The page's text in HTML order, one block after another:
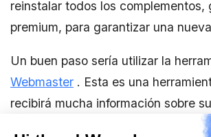
reinstalar todos los complementos,
premium, para garantizar una
Un buen paso sería utilizar la
Webmaster . Esta es una
recibirá mucha información sobre
le permitirá administrarla mejor.